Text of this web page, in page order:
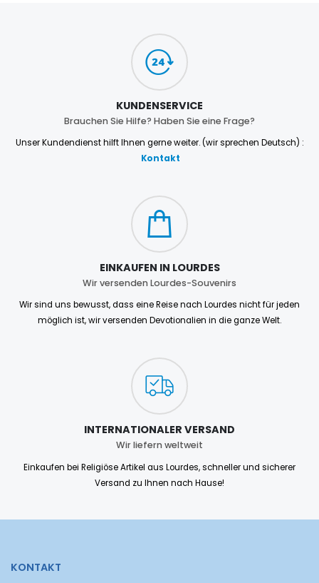
KUNDENSERVICE
Brauchen Sie Hilfe? Haben Sie eine Frage?
Unser Kundendienst hilft Ihnen gerne weiter. (wir sprechen Deutsch) :
Kontakt
EINKAUFEN IN LOURDES
Wir versenden Lourdes-Souvenirs
Wir sind uns bewusst, dass eine Reise nach Lourdes nicht für jeden
möglich ist, wir versenden Devotionalien in die ganze Welt.
INTERNATIONALER VERSAND
Wir liefern weltweit
Einkaufen bei Religiöse Artikel aus Lourdes, schneller und sicherer
Versand zu Ihnen nach Hause!
KONTAKT